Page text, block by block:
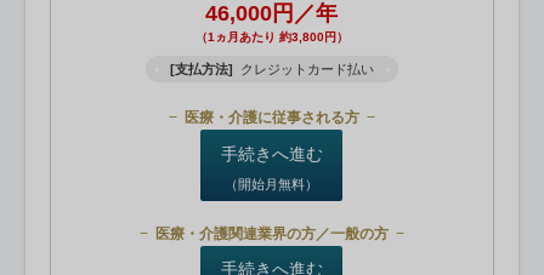
46,000円／年
（1ヵ月あたり 約3,800円）
[支払方法] クレジットカード払い
医療・介護に従事される方
手続きへ進む
（開始月無料）
医療・介護関連業界の方／一般の方
手続きへ進む